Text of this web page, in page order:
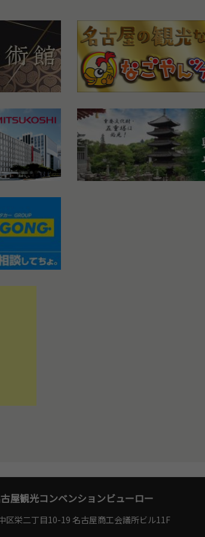
屋観光コンベンションビューロー
区栄二丁目10-19 名古屋商工会議所ビル11F